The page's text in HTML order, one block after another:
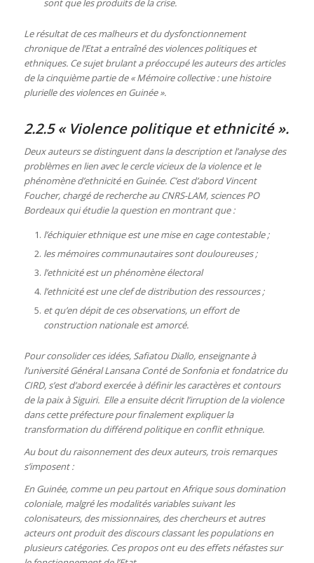
sont que les produits de la crise.
Le résultat de ces malheurs et du dysfonctionnement
chronique de l’Etat a entraîné des violences politiques et
ethniques. Ce sujet brulant a préoccupé les auteurs des articles
de la cinquième partie de « Mémoire collective : une histoire
plurielle des violences en Guinée ».
2.2.5 « Violence politique et ethnicité ».
Deux auteurs se distinguent dans la description et l’analyse des
problèmes en lien avec le cercle vicieux de la violence et le
phénomène d’ethnicité en Guinée. C’est d’abord Vincent
Foucher, chargé de recherche au CNRS-LAM, sciences PO
Bordeaux qui étudie la question en montrant que :
l’échiquier ethnique est une mise en cage contestable ;
les mémoires communautaires sont douloureuses ;
l’ethnicité est un phénomène électoral
l’ethnicité est une clef de distribution des ressources ;
et qu’en dépit de ces observations, un effort de
construction nationale est amorcé.
Pour consolider ces idées, Safiatou Diallo, enseignante à
l’université Général Lansana Conté de Sonfonia et fondatrice du
CIRD, s’est d’abord exercée à définir les caractères et contours
de la paix à Siguiri. Elle a ensuite décrit l’irruption de la violence
dans cette préfecture pour finalement expliquer la
transformation du différend politique en conflit ethnique.
Au bout du raisonnement des deux auteurs, trois remarques
s’imposent :
En Guinée, comme un peu partout en Afrique sous domination
coloniale, malgré les modalités variables suivant les
colonisateurs, des missionnaires, des chercheurs et autres
acteurs ont produit des discours classant les populations en
plusieurs catégories. Ces propos ont eu des effets néfastes sur